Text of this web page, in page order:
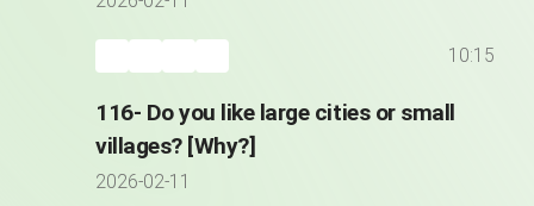
10:15
116- Do you like large cities or small
villages? [Why?]
2026-02-11